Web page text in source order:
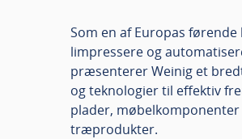
Som en af Europas
limpressere og
præsenterer Weinig et
og teknologier til effektiv
plader,
træprodukter.